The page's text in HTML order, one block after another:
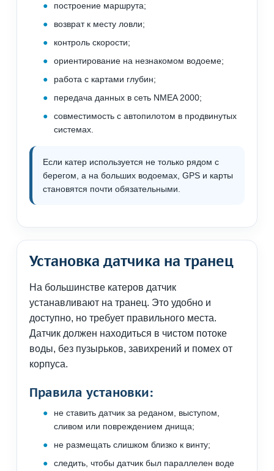
построение маршрута;
возврат к месту ловли;
контроль скорости;
ориентирование на незнакомом водоеме;
работа с картами глубин;
передача данных в сеть NMEA 2000;
совместимость с автопилотом в продвинутых
системах.
Если катер используется не только рядом с
берегом, а на больших водоемах, GPS и карты
становятся почти обязательными.
Установка датчика на транец
На большинстве катеров датчик
устанавливают на транец. Это удобно и
доступно, но требует правильного места.
Датчик должен находиться в чистом потоке
воды, без пузырьков, завихрений и помех от
корпуса.
Правила установки:
не ставить датчик за реданом, выступом,
сливом или повреждением днища;
не размещать слишком близко к винту;
следить, чтобы датчик был параллелен воде